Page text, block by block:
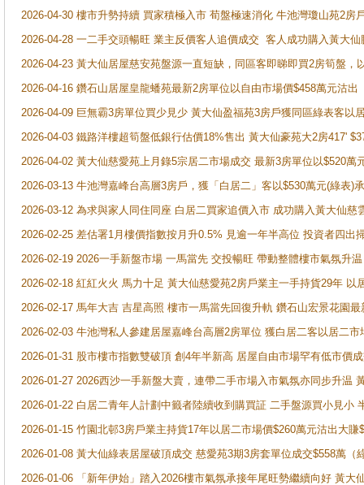
2026-04-30 樓市升勢持續 買家積極入市 荀盤極速消化 牛池灣瓊山苑2房
2026-04-28 一二手交頭暢旺 業主反價客人追價成交 客人成功購入黃大
2026-04-23 黃大仙居屋慈安苑盤源一直短缺，同區客即睇即買2房筍盤，
2026-04-16 鑽石山居屋皇龍蟠苑最新2房單位以自由市場價$458萬元沽出
2026-04-09 巨無霸3房單位買少見少 黃大仙盈福苑3房戶獲同區綠表客以
2026-04-03 鐵路洋樓超筍盤低銀行估價18%售出 黃大仙豪苑大2房417'
2026-04-02 黃大仙慈愛苑上月錄5宗居二市場成交 最新3房單位以$520萬
2026-03-13 牛池灣嘉峰台高層3房戶，獲「白居二」客以$530萬元(綠表)
2026-03-12 為求與家人同住同座 白居二買家追價入市 成功購入黃大仙
2026-02-25 差估署1月樓價指數按月升0.5% 見逾一年半高位 投資者四
2026-02-19 2026一手新盤市場 一馬當先 交投暢旺 帶動整體樓市氣氛升
2026-02-18 紅紅火火 馬力十足 黃大仙慈愛苑2房戶業主一手持貨29年 以
2026-02-17 馬年大吉 吉星高照 樓市一馬當先回復升軌 鑽石山宏景花園
2026-02-03 牛池灣私人參建居屋嘉峰台高層2房單位 獲白居二客以居二市
2026-01-31 股市樓市指數雙破頂 創4年半新高 居屋自由市場罕有低市價
2026-01-27 2026西沙一手新盤大賣，連帶二手市場入市氣氛亦同步升温
2026-01-22 白居二青年人計劃中籤者陸續收到購買証 二手盤源買小見小
2026-01-15 竹園北邨3房戶業主持貨17年以居二市場價$260萬元沽出大賺
2026-01-08 黃大仙綠表居屋破頂成交 慈愛苑3期3房套單位成交$558萬（
2026-01-06 「新年伊始」踏入2026樓市氣氛承接年尾旺勢繼續向好 黃